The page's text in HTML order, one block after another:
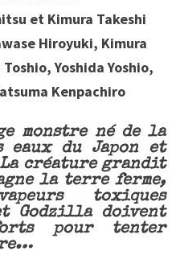
et Kimura Takeshi
Hiroyuki, Kimura
Yoshida Yoshio,
Kenpachiro
monstre né de la
du Japon et
créature grandit
la terre ferme,
toxiques
Godzilla doivent
pour tenter